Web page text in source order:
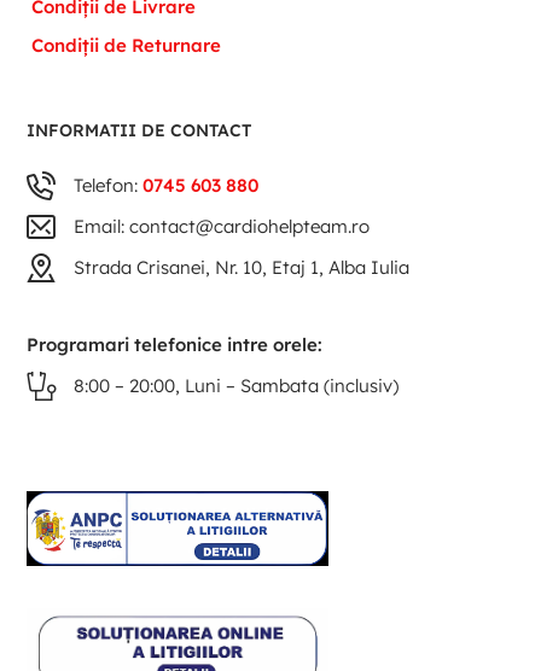
Condiții de Livrare
Condiții de Returnare
INFORMATII DE CONTACT
Telefon:0745 603 880
Email: contact@cardiohelpteam.ro
Strada Crisanei, Nr. 10, Etaj 1, Alba Iulia
Programari telefonice intre orele:
8:00 – 20:00, Luni – Sambata (inclusiv)